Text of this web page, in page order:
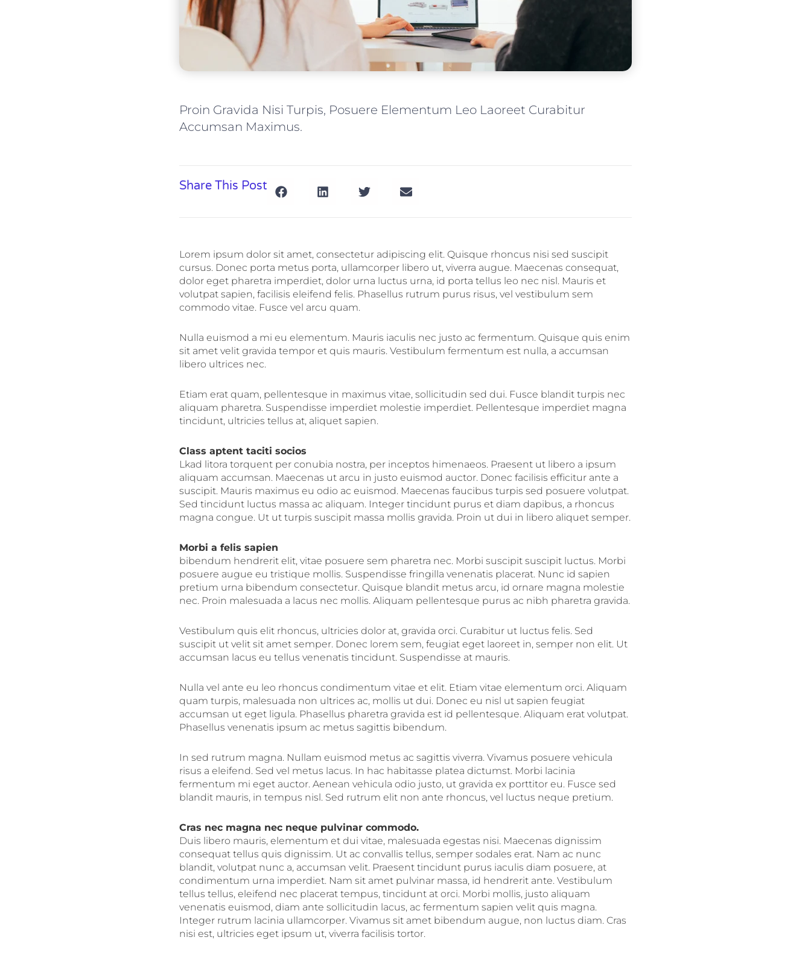
Proin Gravida Nisi Turpis, Posuere Elementum Leo Laoreet Curabitur
Accumsan Maximus.
Share This Post
Lorem ipsum dolor sit amet, consectetur adipiscing elit. Quisque rhoncus nisi sed suscipit
cursus. Donec porta metus porta, ullamcorper libero ut, viverra augue. Maecenas consequat,
dolor eget pharetra imperdiet, dolor urna luctus urna, id porta tellus leo nec nisl. Mauris et
volutpat sapien, facilisis eleifend felis. Phasellus rutrum purus risus, vel vestibulum sem
commodo vitae. Fusce vel arcu quam.
Nulla euismod a mi eu elementum. Mauris iaculis nec justo ac fermentum. Quisque quis enim
sit amet velit gravida tempor et quis mauris. Vestibulum fermentum est nulla, a accumsan
libero ultrices nec.
Etiam erat quam, pellentesque in maximus vitae, sollicitudin sed dui. Fusce blandit turpis nec
aliquam pharetra. Suspendisse imperdiet molestie imperdiet. Pellentesque imperdiet magna
tincidunt, ultricies tellus at, aliquet sapien.
Class aptent taciti socios
Lkad litora torquent per conubia nostra, per inceptos himenaeos. Praesent ut libero a ipsum
aliquam accumsan. Maecenas ut arcu in justo euismod auctor. Donec facilisis efficitur ante a
suscipit. Mauris maximus eu odio ac euismod. Maecenas faucibus turpis sed posuere volutpat.
Sed tincidunt luctus massa ac aliquam. Integer tincidunt purus et diam dapibus, a rhoncus
magna congue. Ut ut turpis suscipit massa mollis gravida. Proin ut dui in libero aliquet semper.
Morbi a felis sapien
bibendum hendrerit elit, vitae posuere sem pharetra nec. Morbi suscipit suscipit luctus. Morbi
posuere augue eu tristique mollis. Suspendisse fringilla venenatis placerat. Nunc id sapien
pretium urna bibendum consectetur. Quisque blandit metus arcu, id ornare magna molestie
nec. Proin malesuada a lacus nec mollis. Aliquam pellentesque purus ac nibh pharetra gravida.
Vestibulum quis elit rhoncus, ultricies dolor at, gravida orci. Curabitur ut luctus felis. Sed
suscipit ut velit sit amet semper. Donec lorem sem, feugiat eget laoreet in, semper non elit. Ut
accumsan lacus eu tellus venenatis tincidunt. Suspendisse at mauris.
Nulla vel ante eu leo rhoncus condimentum vitae et elit. Etiam vitae elementum orci. Aliquam
quam turpis, malesuada non ultrices ac, mollis ut dui. Donec eu nisl ut sapien feugiat
accumsan ut eget ligula. Phasellus pharetra gravida est id pellentesque. Aliquam erat volutpat.
Phasellus venenatis ipsum ac metus sagittis bibendum.
In sed rutrum magna. Nullam euismod metus ac sagittis viverra. Vivamus posuere vehicula
risus a eleifend. Sed vel metus lacus. In hac habitasse platea dictumst. Morbi lacinia
fermentum mi eget auctor. Aenean vehicula odio justo, ut gravida ex porttitor eu. Fusce sed
blandit mauris, in tempus nisl. Sed rutrum elit non ante rhoncus, vel luctus neque pretium.
Cras nec magna nec neque pulvinar commodo.
Duis libero mauris, elementum et dui vitae, malesuada egestas nisi. Maecenas dignissim
consequat tellus quis dignissim. Ut ac convallis tellus, semper sodales erat. Nam ac nunc
blandit, volutpat nunc a, accumsan velit. Praesent tincidunt purus iaculis diam posuere, at
condimentum urna imperdiet. Nam sit amet pulvinar massa, id hendrerit ante. Vestibulum
tellus tellus, eleifend nec placerat tempus, tincidunt at orci. Morbi mollis, justo aliquam
venenatis euismod, diam ante sollicitudin lacus, ac fermentum sapien velit quis magna.
Integer rutrum lacinia ullamcorper. Vivamus sit amet bibendum augue, non luctus diam. Cras
nisi est, ultricies eget ipsum ut, viverra facilisis tortor.